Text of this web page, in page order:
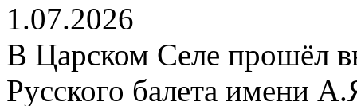
1.07.2026
В Царском Селе прошёл
Русского балета имени